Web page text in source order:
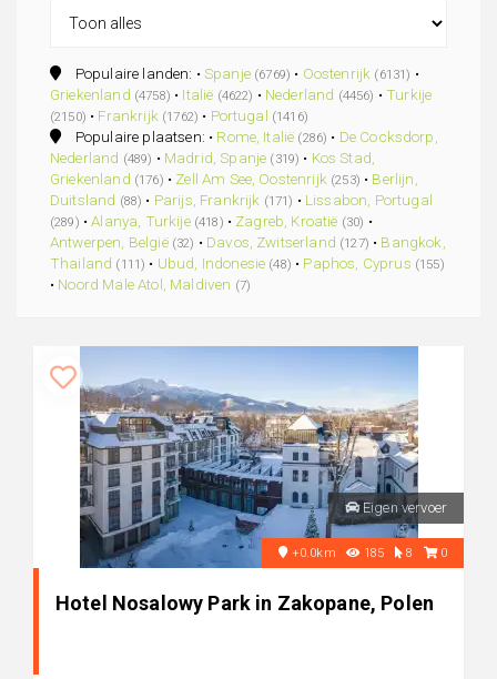
Populaire landen: •Spanje (6769) • Oostenrijk (6131) •
Griekenland (4758) • Italië (4622) • Nederland (4456) • Turkije
(2150) • Frankrijk (1762) • Portugal (1416)
Populaire plaatsen: • Rome, Italië (286) • De Cocksdorp,
Nederland (489) • Madrid, Spanje (319) • Kos Stad,
Griekenland (176) • Zell Am See, Oostenrijk (253) • Berlijn,
Duitsland (88) • Parijs, Frankrijk (171) • Lissabon, Portugal
(289) •Alanya, Turkije (418) • Zagreb, Kroatië (30) •
Antwerpen, België (32) • Davos, Zwitserland (127) • Bangkok,
Thailand (111) • Ubud, Indonesie (48) • Paphos, Cyprus (155)
• Noord Male Atol, Maldiven (7)
Eigen vervoer
+0.0km 185 8 0
Hotel Nosalowy Park in Zakopane, Polen